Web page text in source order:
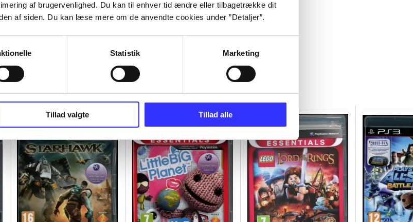
af brugervenlighed. Du kan til enhver tid ændre eller tilbagetrække dit
af siden. Du kan læse mere om de anvendte cookies under ”Detaljer”.
Statistik Marketing
Tillad valgte Tillad alle